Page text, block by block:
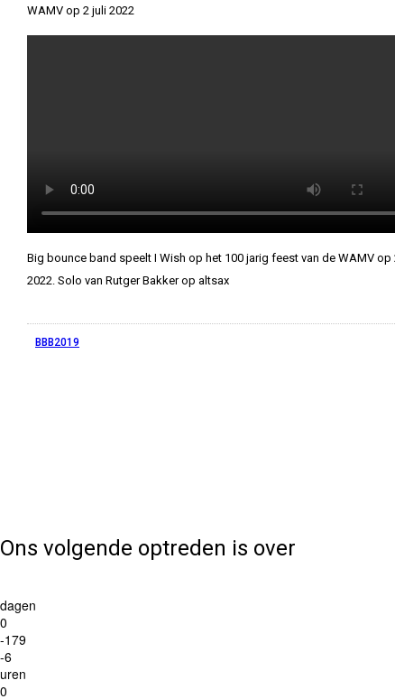
WAMV op 2 juli 2022
Big bounce band speelt I Wish op het 100 jarig feest van de WAMV op 2
2022. Solo van Rutger Bakker op altsax
BBB2019
Ons volgende optreden is over
dagen
0
-179
-6
uren
0